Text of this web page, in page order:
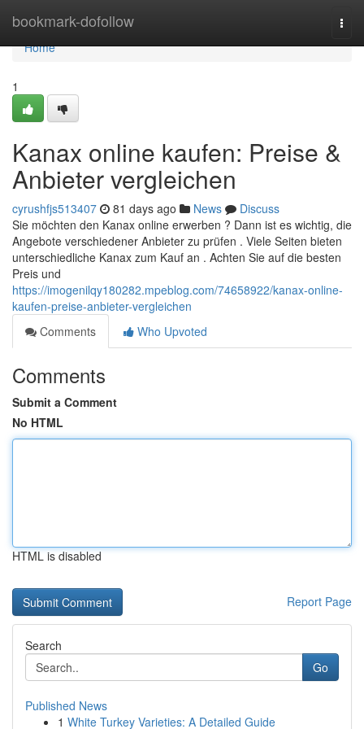
bookmark-dofollow
Home
Home
1
Kanax online kaufen: Preise &
Anbieter vergleichen
cyrushfjs513407 81 days ago News
Discuss
Sie möchten den Kanax online erwerben ? Dann ist es wichtig, die
Angebote verschiedener Anbieter zu prüfen . Viele Seiten bieten
unterschiedliche Kanax zum Kauf an . Achten Sie auf die besten
Preis und
https://imogenilqy180282.mpeblog.com/74658922/kanax-online-
kaufen-preise-anbieter-vergleichen
Comments
Who Upvoted
Comments
Submit a Comment
No HTML
HTML is disabled
Report Page
Search
Go
Published News
1 White Turkey Varieties: A Detailed Guide